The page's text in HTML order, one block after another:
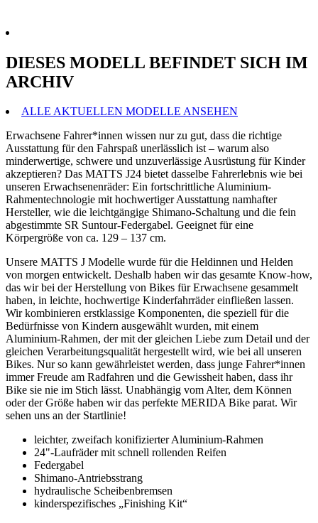
DIESES MODELL BEFINDET SICH IM
ARCHIV
ALLE AKTUELLEN MODELLE ANSEHEN
Erwachsene Fahrer*innen wissen nur zu gut, dass die richtige
Ausstattung für den Fahrspaß unerlässlich ist – warum also
minderwertige, schwere und unzuverlässige Ausrüstung für Kinder
akzeptieren? Das MATTS J24 bietet dasselbe Fahrerlebnis wie bei
unseren Erwachsenenräder: Ein fortschrittliche Aluminium-
Rahmentechnologie mit hochwertiger Ausstattung namhafter
Hersteller, wie die leichtgängige Shimano-Schaltung und die fein
abgestimmte SR Suntour-Federgabel. Geeignet für eine
Körpergröße von ca. 129 – 137 cm.
Unsere MATTS J Modelle wurde für die Heldinnen und Helden
von morgen entwickelt. Deshalb haben wir das gesamte Know-how,
das wir bei der Herstellung von Bikes für Erwachsene gesammelt
haben, in leichte, hochwertige Kinderfahrräder einfließen lassen.
Wir kombinieren erstklassige Komponenten, die speziell für die
Bedürfnisse von Kindern ausgewählt wurden, mit einem
Aluminium-Rahmen, der mit der gleichen Liebe zum Detail und der
gleichen Verarbeitungsqualität hergestellt wird, wie bei all unseren
Bikes. Nur so kann gewährleistet werden, dass junge Fahrer*innen
immer Freude am Radfahren und die Gewissheit haben, dass ihr
Bike sie nie im Stich lässt. Unabhängig vom Alter, dem Können
oder der Größe haben wir das perfekte MERIDA Bike parat. Wir
sehen uns an der Startlinie!
leichter, zweifach konifizierter Aluminium-Rahmen
24"-Laufräder mit schnell rollenden Reifen
Federgabel
Shimano-Antriebsstrang
hydraulische Scheibenbremsen
kinderspezifisches „Finishing Kit“